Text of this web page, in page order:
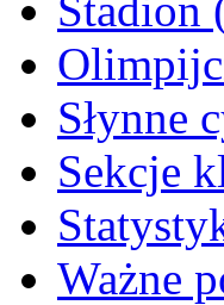
Słynne
Sekcje
Ważne